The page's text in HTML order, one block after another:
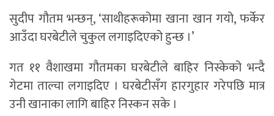
सुदीप गौतम भन्छन्, ‘साथीहरूकोमा खाना खान गयो, फर्केर
आउँदा घरबेटीले चुकुल लगाइदिएको हुन्छ ।’
गत ११ वैशाखमा गौतमका घरबेटीले बाहिर निस्केको भन्दै
गेटमा ताल्चा लगाइदिए । घरबेटीसँग हारगुहार गरेपछि मात्र
उनी खानाका लागि बाहिर निस्कन सके ।